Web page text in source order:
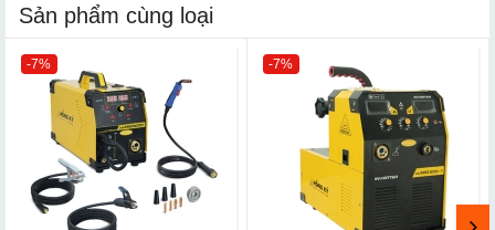
Sản phẩm cùng loại
-7% -7%